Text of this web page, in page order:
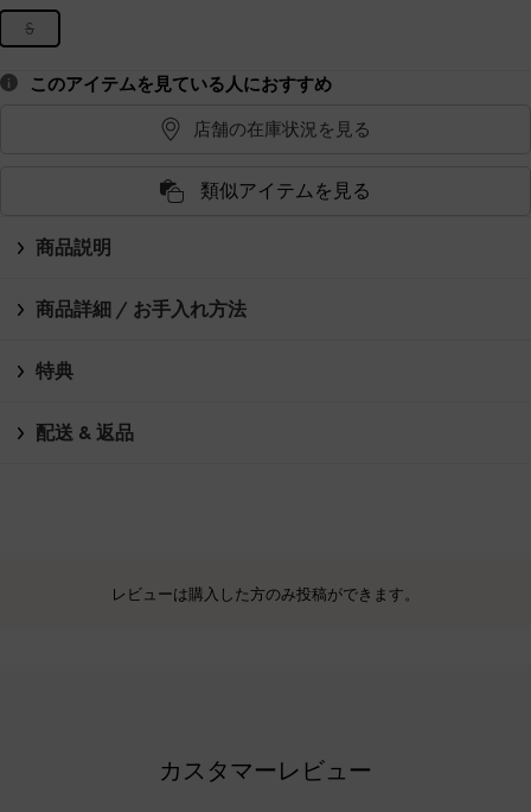
S
このアイテムを見ている人におすすめ
店舗の在庫状況を見る
類似アイテムを見る
商品説明
商品詳細 / お手入れ方法
特典
配送 & 返品
レビューは購入した方のみ投稿ができます。
カスタマーレビュー